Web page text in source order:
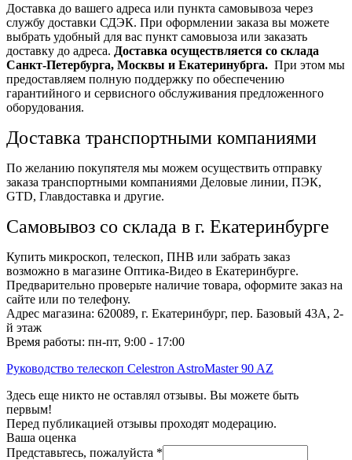
Доставка до вашего адреса или пункта самовывоза через
службу доставки СДЭК. При оформлении заказа вы можете
выбрать удобный для вас пункт самовыоза или заказать
доставку до адреса. Доставка осуществляется со склада
Санкт-Петербурга, Москвы и Екатеринубрга. При этом мы
предоставляем полную поддержку по обеспечению
гарантийного и сервисного обслуживания предложенного
оборудования.
Доставка транспортными компаниями
По желанию покупятеля мы можем осуществить отправку
заказа транспортными компаниями Деловые линии, ПЭК,
GTD, Главдоставка и другие.
Самовывоз со склада в г. Екатеринбурге
Купить микроскоп, телескоп, ПНВ или забрать заказ
возможно в магазине Оптика-Видео в Екатеринбурге.
Предварительно проверьте наличие товара, оформите заказ на
сайте или по телефону.
Адрес магазина: 620089, г. Екатеринбург, пер. Базовый 43А, 2-
й этаж
Время работы: пн-пт, 9:00 - 17:00
Руководство телескоп Celestron AstroMaster 90 AZ
Здесь еще никто не оставлял отзывы. Вы можете быть
первым!
Перед публикацией отзывы проходят модерацию.
Ваша оценка
Представьтесь, пожалуйста *